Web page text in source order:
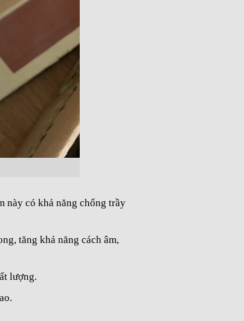
này có khả năng chống trầy
tăng khả năng cách âm,
lượng.